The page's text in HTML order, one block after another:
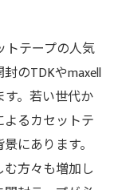
トテープの人気
のTDKやmaxell
。若い世代か
るカセットテ
にあります。
方々も増加し